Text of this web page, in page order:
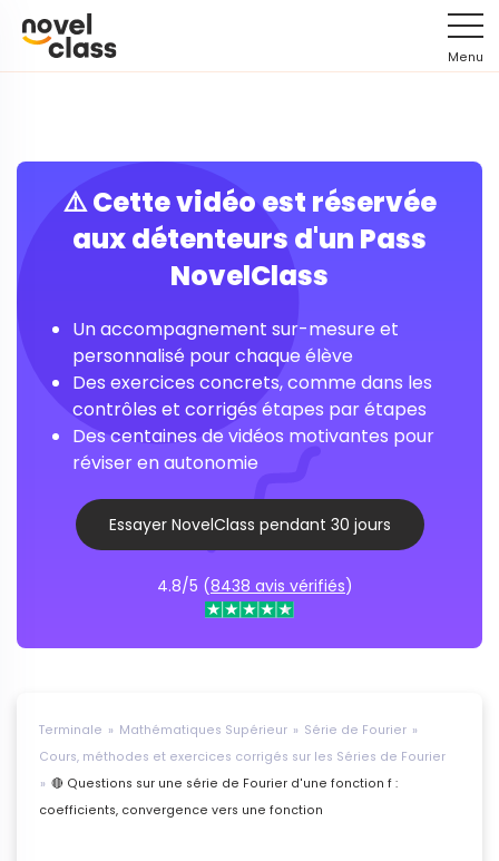
Menu
⚠️ Cette vidéo est réservée
aux détenteurs d'un Pass
NovelClass
Un accompagnement sur-mesure et
personnalisé pour chaque élève
Des exercices concrets, comme dans les
contrôles et corrigés étapes par étapes
Des centaines de vidéos motivantes pour
réviser en autonomie
Essayer NovelClass pendant 30 jours
4.8/5 (8438 avis vérifiés)
Terminale Mathématiques Supérieur
Série de Fourier
Cours, méthodes et exercices corrigés sur les Séries de Fourier
🔴 Questions sur une série de Fourier d'une fonction f :
coefficients, convergence vers une fonction